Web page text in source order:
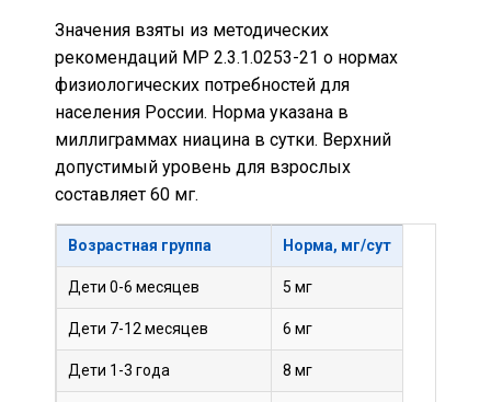
Значения взяты из методических
рекомендаций МР 2.3.1.0253-21 о нормах
физиологических потребностей для
населения России. Норма указана в
миллиграммах ниацина в сутки. Верхний
допустимый уровень для взрослых
составляет 60 мг.
Возрастная группа Норма, мг/сут
Дети 0-6 месяцев 5 мг
Дети 7-12 месяцев 6 мг
Дети 1-3 года 8 мг